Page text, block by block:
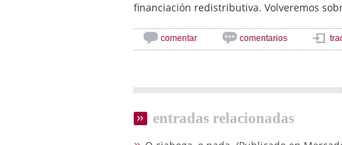
financiación redistributiva. Volveremos
comentar comentarios
entradas relacionadas